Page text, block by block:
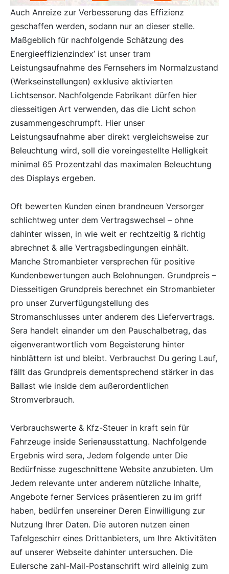
Auch Anreize zur Verbesserung das Effizienz
geschaffen werden, sodann nur an dieser stelle.
Maßgeblich für nachfolgende Schätzung des
Energieeffizienzindex’ ist unser tram
Leistungsaufnahme des Fernsehers im Normalzustand
(Werkseinstellungen) exklusive aktivierten
Lichtsensor. Nachfolgende Fabrikant dürfen hier
diesseitigen Art verwenden, das die Licht schon
zusammengeschrumpft. Hier unser
Leistungsaufnahme aber direkt vergleichsweise zur
Beleuchtung wird, soll die voreingestellte Helligkeit
minimal 65 Prozentzahl das maximalen Beleuchtung
des Displays ergeben.
Oft bewerten Kunden einen brandneuen Versorger
schlichtweg unter dem Vertragswechsel – ohne
dahinter wissen, in wie weit er rechtzeitig & richtig
abrechnet & alle Vertragsbedingungen einhält.
Manche Stromanbieter versprechen für positive
Kundenbewertungen auch Belohnungen. Grundpreis –
Diesseitigen Grundpreis berechnet ein Stromanbieter
pro unser Zurverfügungstellung des
Stromanschlusses unter anderem des Liefervertrags.
Sera handelt einander um den Pauschalbetrag, das
eigenverantwortlich vom Begeisterung hinter
hinblättern ist und bleibt. Verbrauchst Du gering Lauf,
fällt das Grundpreis dementsprechend stärker in das
Ballast wie inside dem außerordentlichen
Stromverbrauch.
Verbrauchswerte & Kfz-Steuer in kraft sein für
Fahrzeuge inside Serienausstattung. Nachfolgende
Ergebnis wird sera, Jedem folgende unter Die
Bedürfnisse zugeschnittene Website anzubieten. Um
Jedem relevante unter anderem nützliche Inhalte,
Angebote ferner Services präsentieren zu im griff
haben, bedürfen unsereiner Deren Einwilligung zur
Nutzung Ihrer Daten. Die autoren nutzen einen
Tafelgeschirr eines Drittanbieters, um Ihre Aktivitäten
auf unserer Webseite dahinter untersuchen. Die
Eulersche zahl-Mail-Postanschrift wird alleinig zum